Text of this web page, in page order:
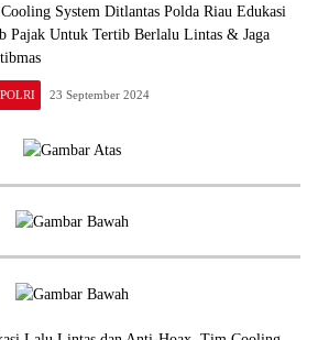
System Ditlantas Polda Riau Edukasi
Pajak Untuk Tertib Berlalu Lintas & Jaga
23 September 2024